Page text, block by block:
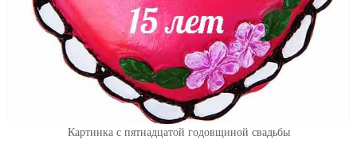
Картинка с пятнадцатой годовщиной свадьбы